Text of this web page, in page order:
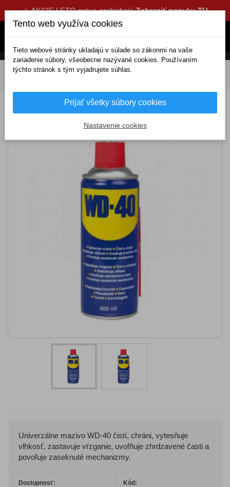
☀️ AKCIE LETO práve prebiehajúZobraziť ponuku TU
DOMOV Oleje, aditíva, chémia
WD-40 400ml
Univerzálne mazivo WD-40 čistí, chráni, vytesňuje
vlhkosť, zastavuje vŕzganie, uvoľňuje zhrdzavené časti a
povoľuje zaseknuté mechanizmy.
Dostupnosť: Kód:
Tento web využíva cookies
Tieto webové stránky ukladajú v súlade so zákonmi na vaše
zariadenie súbory, všeobecne nazývané cookies. Používaním
týchto stránok s tým vyjadrujete súhlas.
Prijať všetky súbory cookies
Nastavenie cookies